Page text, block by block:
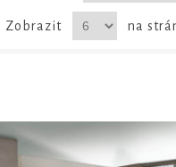
Zobrazit na